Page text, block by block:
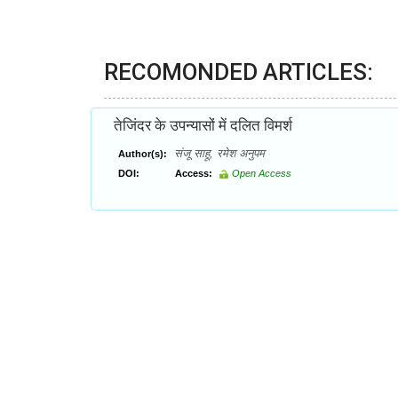
RECOMONDED ARTICLES:
तेजिंदर के उपन्यासों में दलित विमर्श
Author(s): संजू साहू, रमेश अनुपम
DOI: Access: Open Access